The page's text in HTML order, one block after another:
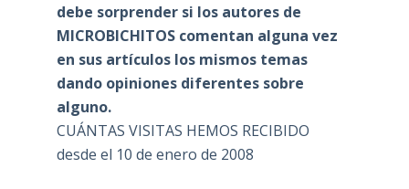
debe sorprender si los autores de
MICROBICHITOS comentan alguna vez
en sus artículos los mismos temas
dando opiniones diferentes sobre
alguno.
CUÁNTAS VISITAS HEMOS RECIBIDO
desde el 10 de enero de 2008